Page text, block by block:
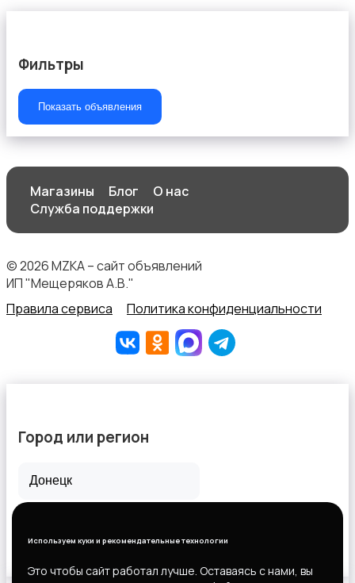
Фильтры
Показать объявления
Магазины Блог
О нас
Служба поддержки
© 2026 MZKA – сайт объявлений
ИП "Мещеряков А.В."
Правила сервиса
Политика конфиденциальности
Используем куки и рекомендательные технологии
Это чтобы сайт работал лучше. Оставаясь с нами, вы
Город или регион
Все города